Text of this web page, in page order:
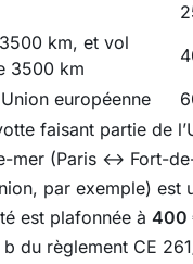
km, et vol
3500 km
européenne
faisant partie de
mer (Paris ↔ Fort-
par exemple) est
est plafonnée à 400
du règlement CE